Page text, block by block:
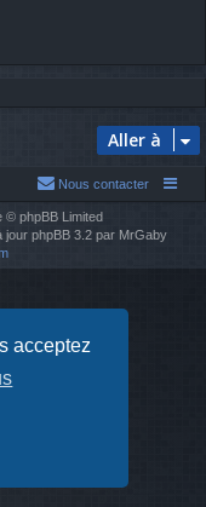
acceptez
Aller à
Nous contacter
© phpBB Limited
jour phpBB 3.2 par MrGaby